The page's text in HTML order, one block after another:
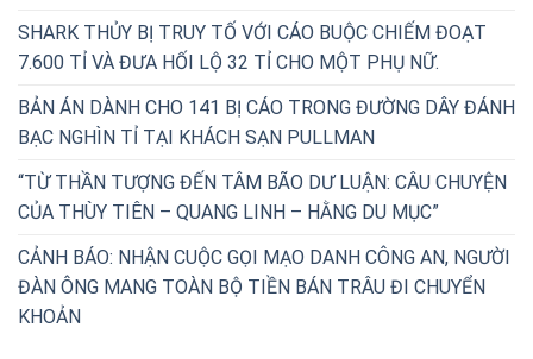
SHARK THỦY BỊ TRUY TỐ VỚI CÁO BUỘC CHIẾM ĐOẠT
7.600 TỈ VÀ ĐƯA HỐI LỘ 32 TỈ CHO MỘT PHỤ NỮ.
BẢN ÁN DÀNH CHO 141 BỊ CÁO TRONG ĐƯỜNG DÂY ĐÁNH
BẠC NGHÌN TỈ TẠI KHÁCH SẠN PULLMAN
“TỪ THẦN TƯỢNG ĐẾN TÂM BÃO DƯ LUẬN: CÂU CHUYỆN
CỦA THÙY TIÊN – QUANG LINH – HẰNG DU MỤC”
CẢNH BÁO: NHẬN CUỘC GỌI MẠO DANH CÔNG AN, NGƯỜI
ĐÀN ÔNG MANG TOÀN BỘ TIỀN BÁN TRÂU ĐI CHUYỂN
KHOẢN